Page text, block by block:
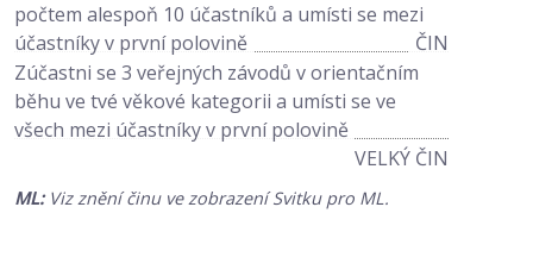
počtem alespoň 10 účastníků a umísti se mezi
účastníky v první polovině
ČIN
Zúčastni se 3 veřejných závodů v orientačním
běhu ve tvé věkové kategorii a umísti se ve
všech mezi účastníky v první polovině
VELKÝ ČIN
ML:Viz znění činu ve zobrazení Svitku pro ML.